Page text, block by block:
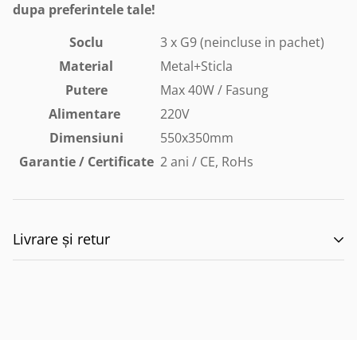
dupa preferintele tale!
Soclu
3 x G9 (neincluse in pachet)
Material
Metal+Sticla
Putere
Max 40W / Fasung
Alimentare
220V
Dimensiuni
550x350mm
Garantie / Certificate 2 ani / CE, RoHs
Livrare și retur